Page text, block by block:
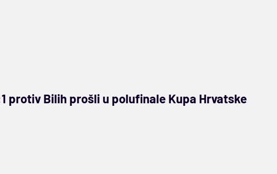
protiv Bilih prošli u polufinale Kupa Hrvatske